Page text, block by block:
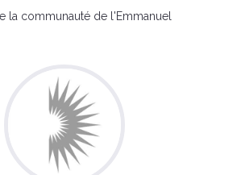
la communauté de l'Emmanuel